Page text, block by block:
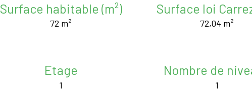
Surface habitable (m²)
72 m²
Surface loi
72,04 m²
Etage
1
Nombre de
1